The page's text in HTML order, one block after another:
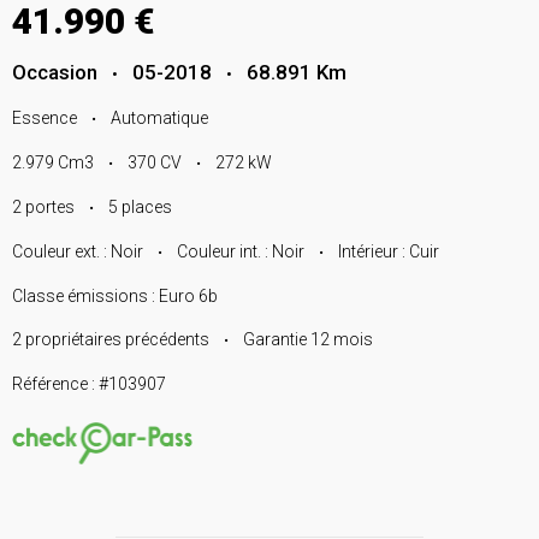
41.990 €
Occasion • 05-2018 • 68.891 Km
Essence • Automatique
2.979 Cm3 • 370 CV • 272 kW
2 portes • 5 places
Couleur ext. : Noir • Couleur int. : Noir • Intérieur : Cuir
Classe émissions : Euro 6b
2 propriétaires précédents • Garantie 12 mois
Référence : #103907